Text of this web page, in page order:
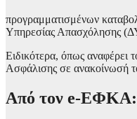
προγραμματισμένων
Υπηρεσίας Απασχόλησης
Ειδικότερα, όπως αναφέρει
Ασφάλισης σε ανακοίνωσή
Από τον e-ΕΦΚΑ: